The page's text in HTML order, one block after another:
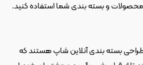
و بسته بندی شما استفاده کنید.